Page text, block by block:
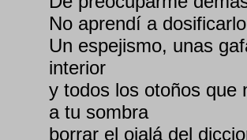
No aprendí a
Un espejismo, unas
interior
y todos los otoños que
a tu sombra
borrar el ojalá del